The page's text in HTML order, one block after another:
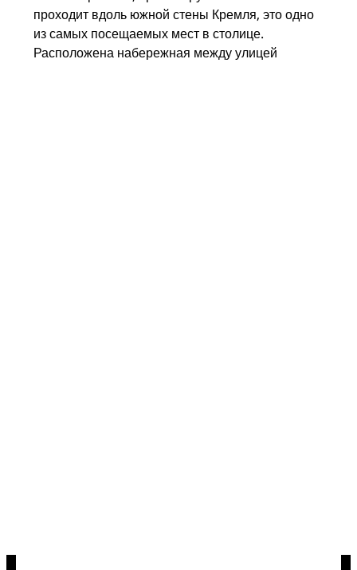
проходит вдоль южной стены Кремля, это одно
из самых посещаемых мест в столице.
Расположена набережная между улицей